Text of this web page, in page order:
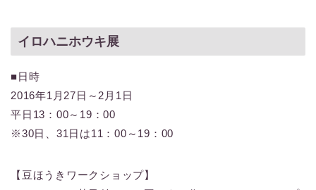
イロハニホウキ展
■日時
2016年1月27日～2月1日
平日13：00～19：00
※30日、31日は11：00～19：00
【豆ほうきワークショップ】